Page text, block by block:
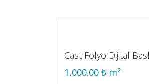
Cast Folyo Dijital
1,000.00 ₺m²